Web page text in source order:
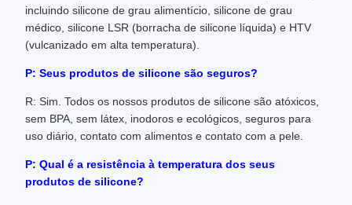
incluindo silicone de grau alimentício, silicone de grau
médico, silicone LSR (borracha de silicone líquida) e HTV
(vulcanizado em alta temperatura).
P: Seus produtos de silicone são seguros?
R: Sim. Todos os nossos produtos de silicone são atóxicos,
sem BPA, sem látex, inodoros e ecológicos, seguros para
uso diário, contato com alimentos e contato com a pele.
P: Qual é a resistência à temperatura dos seus
produtos de silicone?